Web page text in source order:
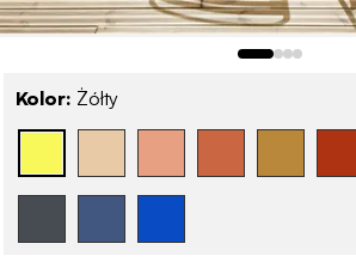
Kolor: Żółty